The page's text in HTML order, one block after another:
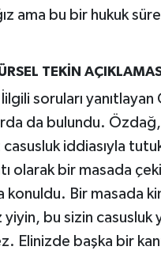
ama bu bir hukuk
TEKİN
soruları
da bulundu.
iddiasıyla
olarak bir masada
Bir masada
bu sizin casusluk
Elinizde başka bir